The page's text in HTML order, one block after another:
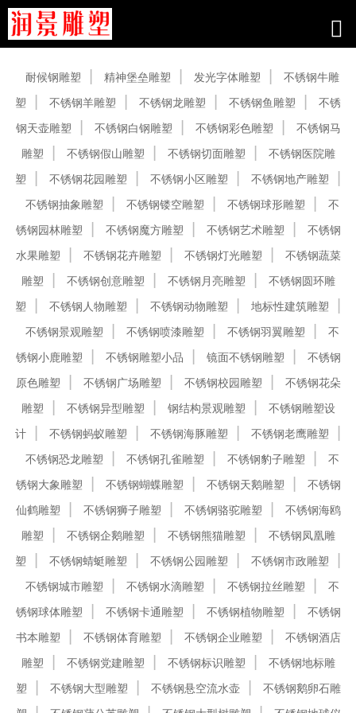
耐候钢雕塑 精神堡垒雕塑 发光字体雕塑
不锈钢牛雕
塑
不锈钢羊雕塑 不锈钢龙雕塑 不锈钢鱼雕塑
不锈
钢天壶雕塑
不锈钢白钢雕塑 不锈钢彩色雕塑
不锈钢马
雕塑
不锈钢假山雕塑 不锈钢切面雕塑
不锈钢医院雕
塑
不锈钢花园雕塑 不锈钢小区雕塑
不锈钢地产雕塑
不锈钢抽象雕塑
不锈钢镂空雕塑 不锈钢球形雕塑
不
锈钢园林雕塑
不锈钢魔方雕塑 不锈钢艺术雕塑
不锈钢
水果雕塑
不锈钢花卉雕塑 不锈钢灯光雕塑
不锈钢蔬菜
雕塑
不锈钢创意雕塑 不锈钢月亮雕塑
不锈钢圆环雕
塑
不锈钢人物雕塑 不锈钢动物雕塑
地标性建筑雕塑
不锈钢景观雕塑
不锈钢喷漆雕塑 不锈钢羽翼雕塑
不
锈钢小鹿雕塑
不锈钢雕塑小品 镜面不锈钢雕塑
不锈钢
原色雕塑
不锈钢广场雕塑 不锈钢校园雕塑
不锈钢花朵
雕塑
不锈钢异型雕塑 钢结构景观雕塑
不锈钢雕塑设
计
不锈钢蚂蚁雕塑 不锈钢海豚雕塑
不锈钢老鹰雕塑
不锈钢恐龙雕塑
不锈钢孔雀雕塑 不锈钢豹子雕塑
不
锈钢大象雕塑
不锈钢蝴蝶雕塑 不锈钢天鹅雕塑
不锈钢
仙鹤雕塑
不锈钢狮子雕塑 不锈钢骆驼雕塑
不锈钢海鸥
雕塑
不锈钢企鹅雕塑 不锈钢熊猫雕塑
不锈钢凤凰雕
塑
不锈钢蜻蜓雕塑 不锈钢公园雕塑
不锈钢市政雕塑
不锈钢城市雕塑
不锈钢水滴雕塑 不锈钢拉丝雕塑
不
锈钢球体雕塑
不锈钢卡通雕塑 不锈钢植物雕塑
不锈钢
书本雕塑
不锈钢体育雕塑 不锈钢企业雕塑
不锈钢酒店
雕塑
不锈钢党建雕塑 不锈钢标识雕塑
不锈钢地标雕
塑
不锈钢大型雕塑 不锈钢悬空流水壶
不锈钢鹅卵石雕